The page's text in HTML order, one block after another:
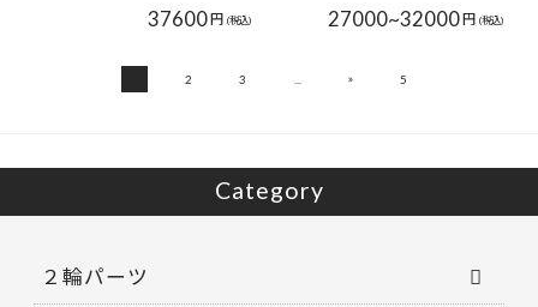
37600円 (税込)
27000~32000円 (税込)
2 3 » 5
Category
２輪パーツ